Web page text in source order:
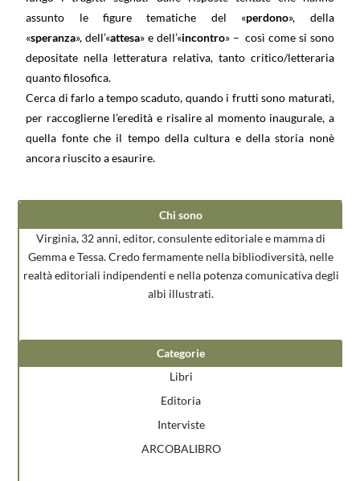
assunto le figure tematiche del «perdono», della
«speranza», dell’«attesa» e dell’«incontro» – così come si sono
depositate nella letteratura relativa, tanto critico/letteraria
quanto filosofica.
Cerca di farlo a tempo scaduto, quando i frutti sono maturati,
per raccoglierne l’eredità e risalire al momento inaugurale, a
quella fonte che il tempo della cultura e della storia nonè
ancora riuscito a esaurire.
Chi sono
Virginia, 32 anni, editor, consulente editoriale e mamma di
Gemma e Tessa. Credo fermamente nella bibliodiversità, nelle
realtà editoriali indipendenti e nella potenza comunicativa degli
albi illustrati.
Categorie
Libri
Editoria
Interviste
ARCOBALIBRO